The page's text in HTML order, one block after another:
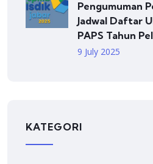
Pengumuman
Jadwal Daftar
PAPS Tahun
9 July 2025
KATEGORI